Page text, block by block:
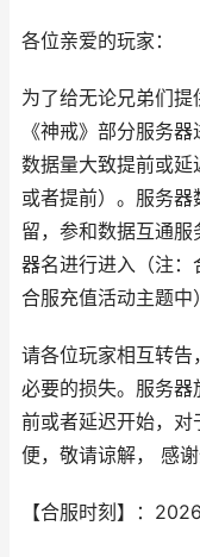
各位亲爱的玩家：
为了给无论兄弟们
《神戒》部分服务
数据量大致提前或
或者提前）。服务
留，参和数据互通
器名进行进入（注
合服充值活动主题中
请各位玩家相互转
必要的损失。服务
前或者延迟开始，
便，敬请谅解， 感
【合服时刻】：